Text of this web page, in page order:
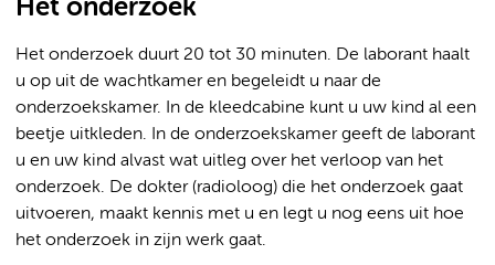
Het onderzoek
Het onderzoek duurt 20 tot 30 minuten. De laborant haalt
u op uit de wachtkamer en begeleidt u naar de
onderzoekskamer. In de kleedcabine kunt u uw kind al een
beetje uitkleden. In de onderzoekskamer geeft de laborant
u en uw kind alvast wat uitleg over het verloop van het
onderzoek. De dokter (radioloog) die het onderzoek gaat
uitvoeren, maakt kennis met u en legt u nog eens uit hoe
het onderzoek in zijn werk gaat.